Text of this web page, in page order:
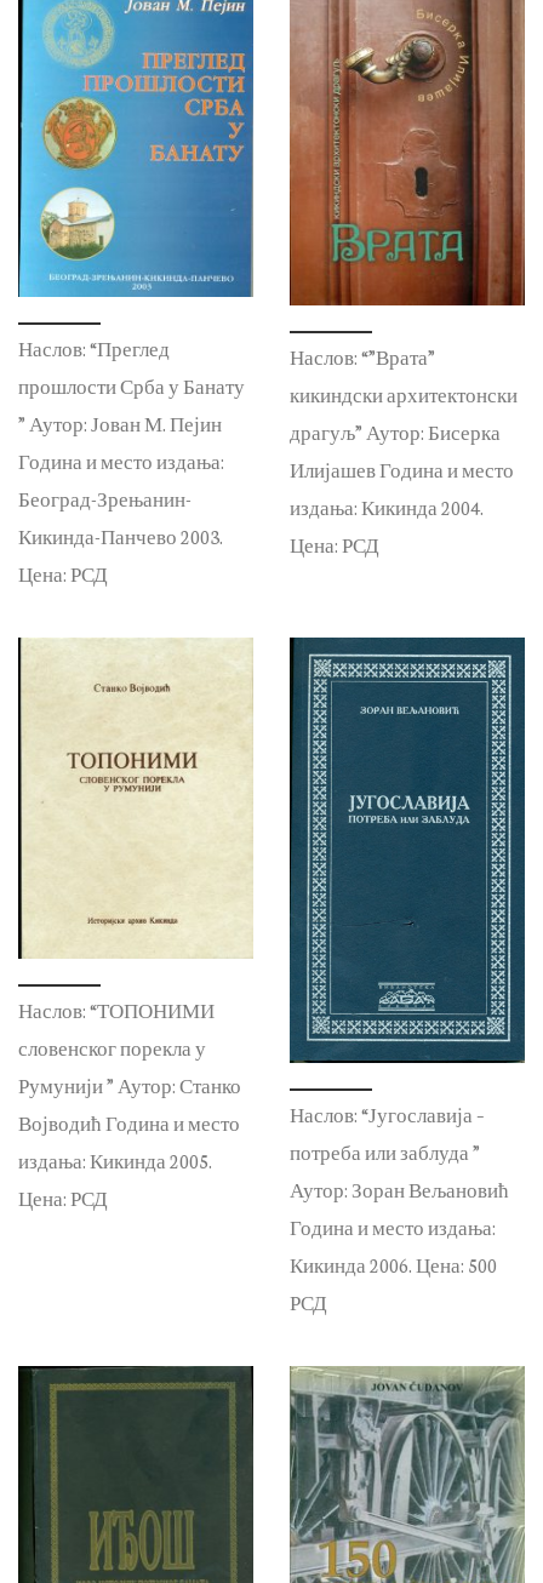
Наслов: “Преглед
прошлости Срба у Банату
” Аутор: Јован М. Пејин
Година и место издања:
Београд-Зрењанин-
Кикинда-Панчево 2003.
Цена: РСД
Наслов: “”Врата”
кикиндски архитектонски
драгуљ” Аутор: Бисерка
Илијашев Година и место
издања: Кикинда 2004.
Цена: РСД
Наслов: “ТОПОНИМИ
словенског порекла у
Румунији ” Аутор: Станко
Војводић Година и место
издања: Кикинда 2005.
Цена: РСД
Наслов: “Југославија –
потреба или заблуда ”
Аутор: Зоран Вељановић
Година и место издања:
Кикинда 2006. Цена: 500
РСД